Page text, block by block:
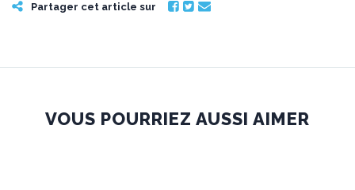
Partager cet article sur
VOUS POURRIEZ AUSSI AIMER